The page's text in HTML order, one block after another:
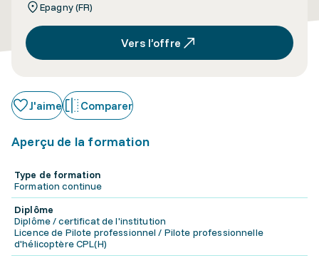
Epagny (FR)
Vers l’offre
J'aime Comparer
Aperçu de la formation
Type de formation
Formation continue
Diplôme
Diplôme / certificat de l'institution
Licence de Pilote professionnel / Pilote professionnelle
d'hélicoptère CPL(H)